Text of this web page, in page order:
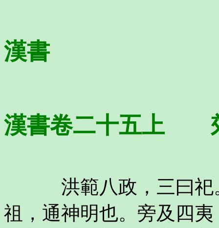
漢書
漢書卷二十五上
洪範八政，三曰祀。
祖，通神明也。旁及四